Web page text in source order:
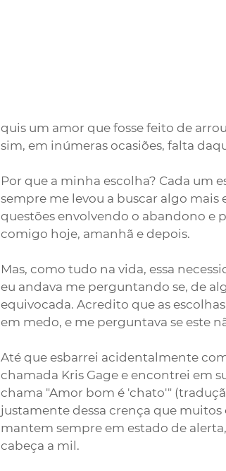
quis um amor que fosse feito de
sim, em inúmeras ocasiões, falta
Por que a minha escolha? Cada um
sempre me levou a buscar algo
questões envolvendo o abandono e
comigo hoje, amanhã e depois.
Mas, como tudo na vida, essa
eu andava me perguntando se, de
equivocada. Acredito que as
em medo, e me perguntava se este
Até que esbarrei acidentalmente
chamada Kris Gage e encontrei em
chama "Amor bom é 'chato'"
justamente dessa crença que
mantem sempre em estado de
cabeça a mil.